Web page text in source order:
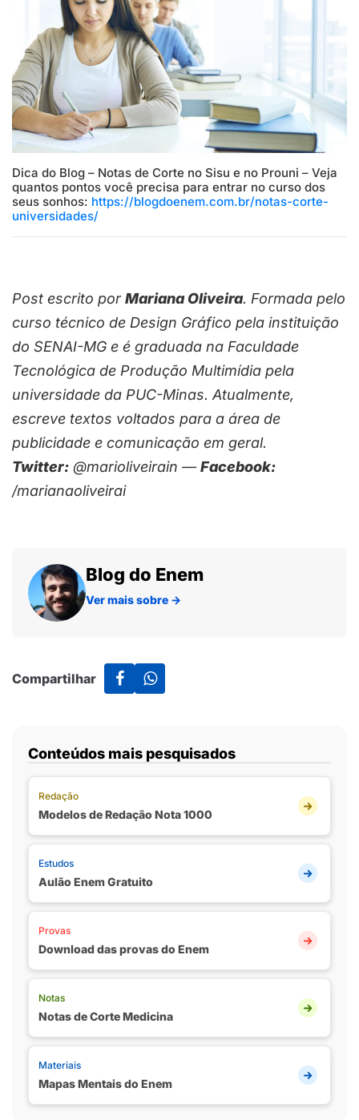
Dica do Blog – Notas de Corte no Sisu e no Prouni – Veja
quantos pontos você precisa para entrar no curso dos
seus sonhos: https://blogdoenem.com.br/notas-corte-
universidades/
Post escrito porMariana Oliveira. Formada pelo
curso técnico de Design Gráfico pela instituição
do SENAI-MG e é graduada na Faculdade
Tecnológica de Produção Multimídia pela
universidade da PUC-Minas. Atualmente,
escreve textos voltados para a área de
publicidade e comunicação em geral.
Twitter: @marioliveirain — Facebook:
/marianaoliveirai
Blog do Enem
Ver mais sobre →
Compartilhar
Conteúdos mais pesquisados
Redação
Modelos de Redação Nota 1000
Estudos
Aulão Enem Gratuito
Provas
Download das provas do Enem
Notas
Notas de Corte Medicina
Materiais
Mapas Mentais do Enem